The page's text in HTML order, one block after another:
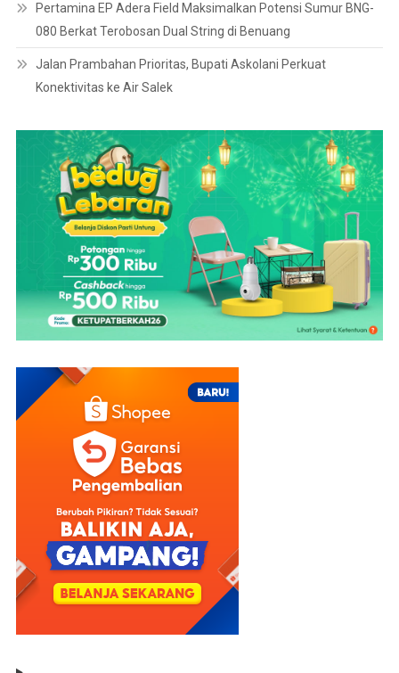
Pertamina EP Adera Field Maksimalkan Potensi Sumur BNG-
080 Berkat Terobosan Dual String di Benuang
Jalan Prambahan Prioritas, Bupati Askolani Perkuat
Konektivitas ke Air Salek